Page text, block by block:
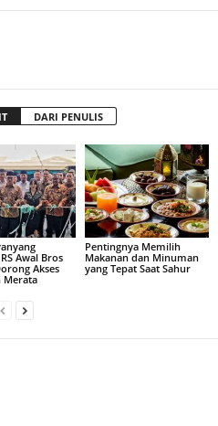
DARI PENULIS
Awal Bros
Akses
Merata
Pentingnya Memilih
Makanan dan Minuman
yang Tepat Saat Sahur